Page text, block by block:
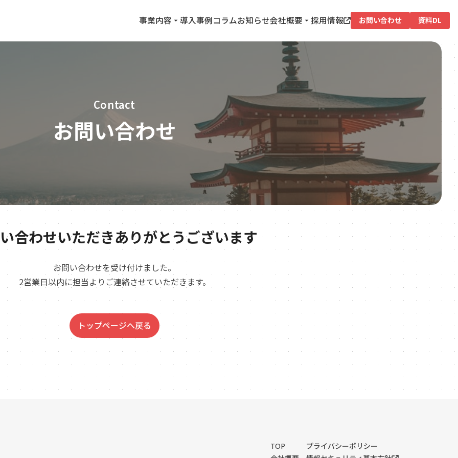
事業内容 導入事例コラムお知らせ会社概要 採用情報 お問い合わせ 資料DL
Contact
お問い合わせ
合わせいただきありがとうございます
お問い合わせを受け付けました。
2営業日以内に担当よりご連絡させていただきます。
トップページへ戻る
TOP
プライバシーポリシー